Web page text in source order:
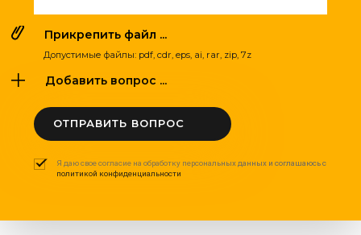
Прикрепить файл ...
Допустимые файлы: pdf, cdr, eps, ai, rar, zip, 7z
Добавить вопрос ...
ОТПРАВИТЬ ВОПРОС
Я даю свое согласие на обработку персональных данных и соглашаюсь с
политикой конфиденциальности